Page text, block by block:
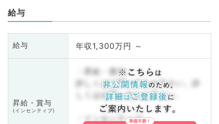
給与
給与 年収1,300万円 ～
昇給・賞与
(インセンティブ)
・昇給・賞与
詳しくはお問い合わせ下さい。詳
しくはお問い合わせ下さい。
・インセンティブ